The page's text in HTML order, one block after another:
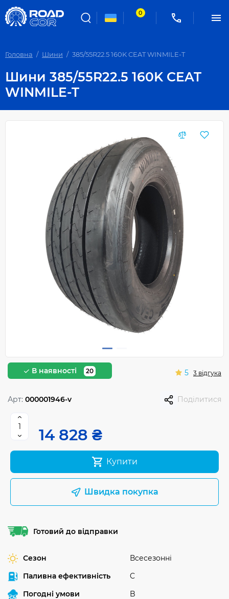
0
Головна Шини 385/55R22.5 160K CEAT WINMILE-T
Шини 385/55R22.5 160K CEAT
WINMILE-T
В наявності 20 5 3 відгука
Арт: 000001946-v Поділитися
14 828 ₴
Купити
Швидка покупка
Готовий до відправки
Сезон
Всесезонні
Паливна ефективність
C
Погодні умови
B